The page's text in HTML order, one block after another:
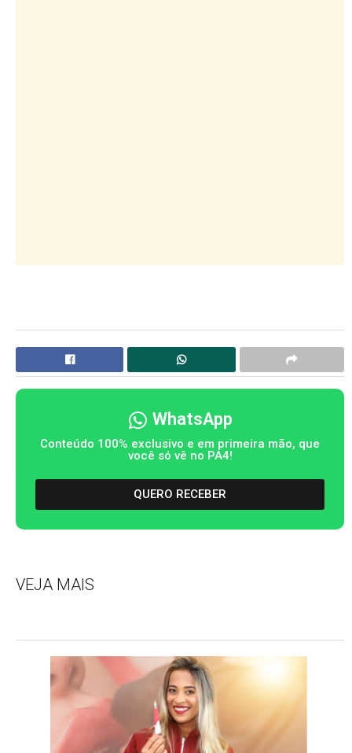
WhatsApp
Conteúdo 100% exclusivo e em primeira mão, que
você só vê no PA4!
QUERO RECEBER
VEJA MAIS